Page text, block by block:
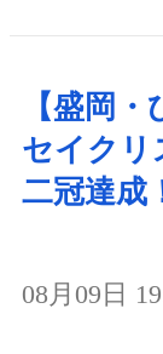
【盛岡
セイクリ
二冠達成
08月09日